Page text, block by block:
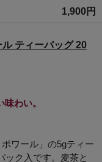
1,900円
ティーバッグ 20
わい。
ポワール」の5gティー
ック入です。麦茶と